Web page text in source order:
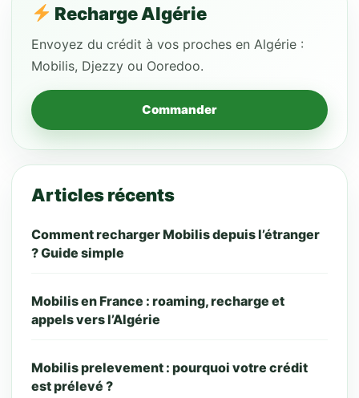
Recharge Algérie
Envoyez du crédit à vos proches en Algérie :
Mobilis, Djezzy ou Ooredoo.
Commander
Articles récents
Comment recharger Mobilis depuis l’étranger
? Guide simple
Mobilis en France : roaming, recharge et
appels vers l’Algérie
Mobilis prelevement : pourquoi votre crédit
est prélevé ?